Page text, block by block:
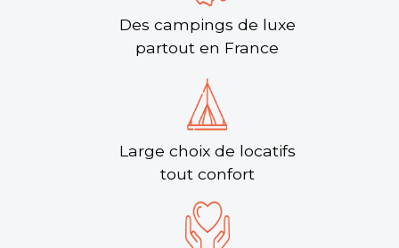
Des campings de luxe
partout en France
Large choix de locatifs
tout confort